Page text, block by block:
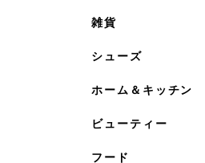
雑貨
シューズ
ホーム＆キッチン
ビューティー
フード